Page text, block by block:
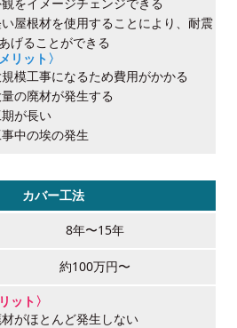
使われてきた伝統的な屋根材で、現在
されています。
根が普及するまでは、屋根材市場の
ンアスベスト化に伴う耐久性の課題な
には再び瓦屋根が高いシェアを持つ
れたことから、耐震性・耐風性への不
ました。
が見直され、2021年には瓦を強固に
」が義務化されています。
化や防災性能を高めた瓦の開発も進め
理解した上で適切な施工を行うこと
発揮させるために重要です。
を主原料とした薄型の屋根材で、
みました。
トを抑えられることから、現在も多く
。
スベストが使用されていましたが、健
スト化が進み、現在では製造技術や
期的な塗装メンテナンスが必要であ
物による破損への配慮も欠かせませ
、適切な施工とメンテナンスを行う
ために重要です。
は、ガラス繊維基材にアスファルトを
した屋根材で、主に北米を中心に広く
複雑な屋根形状にも対応しやすく、地
されています。
、経年による石粒の剥離が起こる場
条件への配慮が重要です。
分に発揮させるためには、下地処理
根材の特性に合わせた施工が欠かせま
板などを用いた屋根材で、軽量かつ耐
、近年新築・リフォームの両方で採用
め、建物への負担が少なく、耐震性の
れ、適切な施工とメンテナンスを行う
も特長です。
が響きやすい場合や、断熱・遮熱対
温度が上がりやすいといった注意点も
屋根材を使用することにより、耐震
げることができる
リット〉
模工事になるため費用がかかる
の廃材が発生する
が長い
中の埃の発生
カバー工法
8年〜15年
約100万円〜
ット〉
がほとんど発生しない